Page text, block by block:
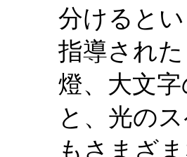
分けると
指導され
燈、大文
と、光の
もさまざ